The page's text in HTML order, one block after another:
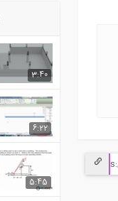
3:40
6:22
5:45